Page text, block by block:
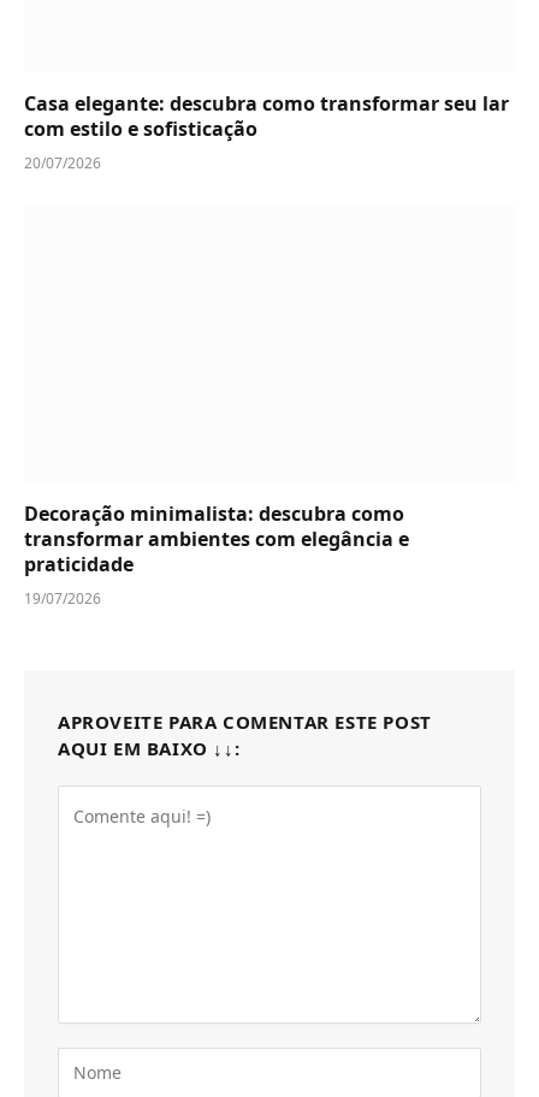
Casa elegante: descubra como transformar seu lar
com estilo e sofisticação
20/07/2026
Decoração minimalista: descubra como
transformar ambientes com elegância e
praticidade
19/07/2026
APROVEITE PARA COMENTAR ESTE POST
AQUI EM BAIXO ↓↓: